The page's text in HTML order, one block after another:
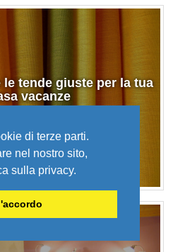
di terze parti.
nel nostro sito,
sulla privacy.
le tende giuste per la tua
vacanze